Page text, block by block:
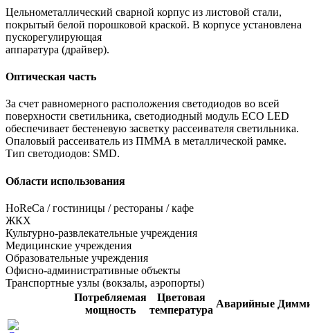
Цельнометаллический сварной корпус из листовой стали,
покрытый белой порошковой краской. В корпусе установлена
пускорегулирующая
аппаратура (драйвер).
Оптическая часть
За счет равномерного расположения светодиодов во всей
поверхности светильника, светодиодный модуль ECO LED
обеспечивает бестеневую засветку рассеивателя светильника.
Опаловый рассеиватель из ПММА в металлической рамке.
Тип светодиодов: SMD.
Области использования
HoReCa / гостиницы / рестораны / кафе
ЖКХ
Культурно-развлекательные учреждения
Медицинские учреждения
Образовательные учреждения
Офисно-административные объекты
Транспортные узлы (вокзалы, аэропорты)
Потребляемая
мощность
Цветовая
температура
Аварийные